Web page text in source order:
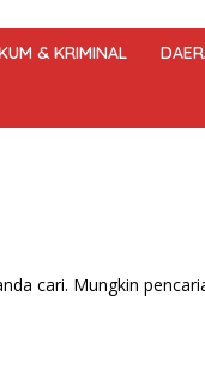
& KRIMINAL
cari. Mungkin